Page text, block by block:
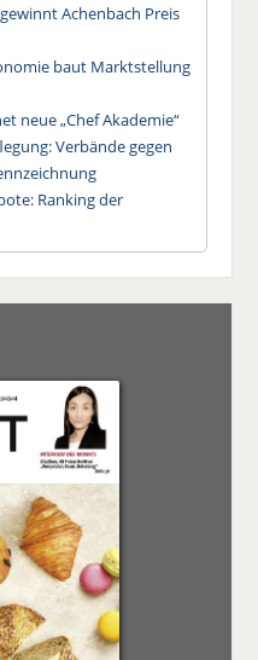
Achenbach Preis
baut Marktstellung
neue „Chef Akademie“
Verbände gegen
Ranking der